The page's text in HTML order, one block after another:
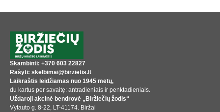
Skambinti: +370 603 22827
Rašyti: skelbimai@birzietis.lt
Laikraštis leidžiamas nuo 1945 metų,
du kartus per savaitę: antradieniais ir penktadieniais.
Uždaroji akcinė bendrovė „Biržiečių žodis“
Vytauto g. 8-22, LT-41174. Biržai